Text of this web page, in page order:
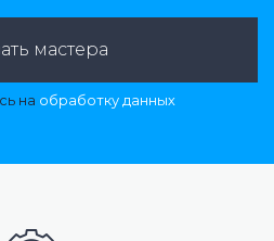
мастера
на обработку данных